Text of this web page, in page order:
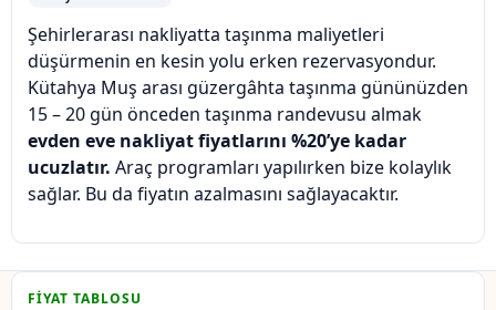
Şehirlerarası nakliyatta taşınma maliyetleri
düşürmenin en kesin yolu erken rezervasyondur.
Kütahya Muş arası güzergâhta taşınma gününüzden
15 – 20 gün önceden taşınma randevusu almak
evden eve nakliyat fiyatlarını %20’ye kadar
ucuzlatır. Araç programları yapılırken bize kolaylık
sağlar. Bu da fiyatın azalmasını sağlayacaktır.
FIYAT TABLOSU